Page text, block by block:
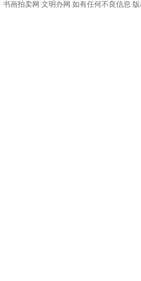
书画拍卖网 文明办网 如有任何不良信息